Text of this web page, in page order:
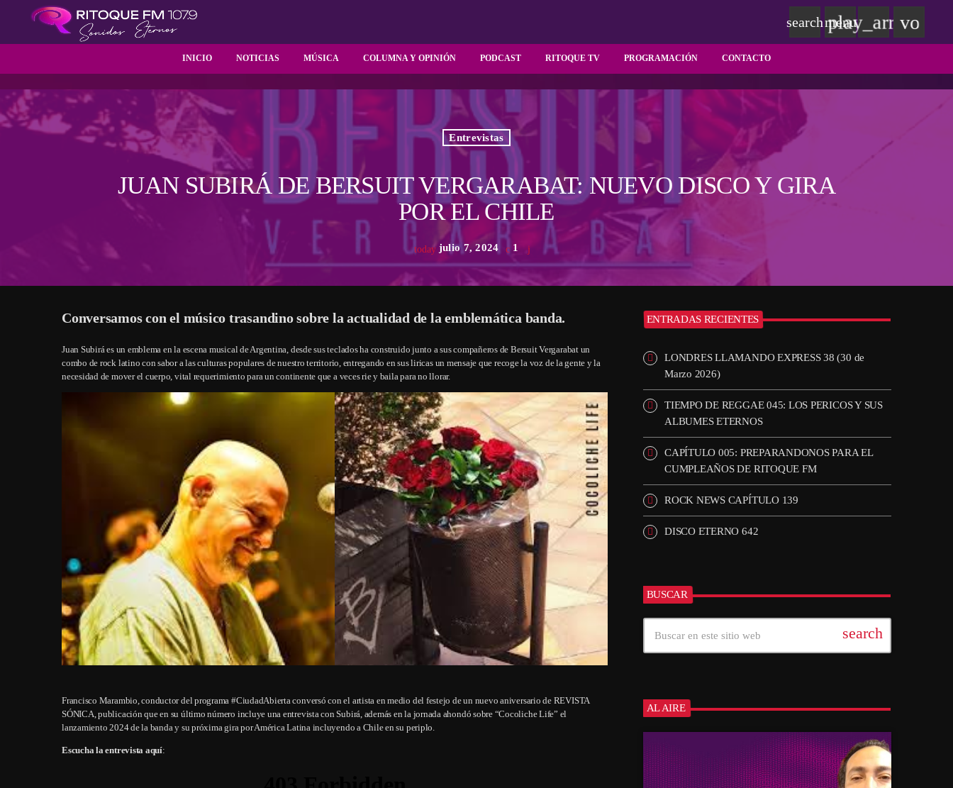
INICIO NOTICIAS MÚSICA COLUMNA Y OPINIÓN PODCAST RITOQUE TV PROGRAMACIÓN CONTACTO
searchmenu
play_arrow
Entrevistas
JUAN SUBIRÁ DE BERSUIT VERGARABAT: NUEVO DISCO Y GIRA
POR EL CHILE
today julio 7, 2024 1
Conversamos con el músico trasandino sobre la actualidad de la emblemática banda.
Juan Subirá es un emblema en la escena musical de Argentina, desde sus teclados ha construido junto a sus compañeros de Bersuit Vergarabat un
combo de rock latino con sabor a las culturas populares de nuestro territorio, entregando en sus liricas un mensaje que recoge la voz de la gente y la
necesidad de mover el cuerpo, vital requerimiento para un continente que a veces rie y baila para no llorar.
Francisco Marambio, conductor del programa #CiudadAbierta conversó con el artista en medio del festejo de un nuevo aniversario de REVISTA
SÓNICA, publicación que en su último número incluye una entrevista con Subirá, además en la jornada ahondó sobre “Cocoliche Life” el
lanzamiento 2024 de la banda y su próxima gira por América Latina incluyendo a Chile en su periplo.
Escucha la entrevista aquí:
ENTRADAS RECIENTES
LONDRES LLAMANDO EXPRESS 38 (30 de
Marzo 2026)
TIEMPO DE REGGAE 045: LOS PERICOS Y SUS
ALBUMES ETERNOS
CAPÍTULO 005: PREPARANDONOS PARA EL
CUMPLEAÑOS DE RITOQUE FM
ROCK NEWS CAPÍTULO 139
DISCO ETERNO 642
BUSCAR
search
AL AIRE